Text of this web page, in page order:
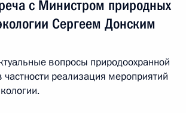
с Министром природных
Сергеем Донским
вопросы природоохранной
частности реализация мероприятий